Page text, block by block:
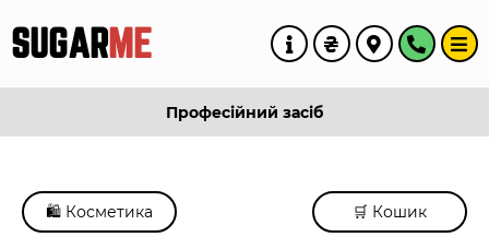
SUGARME
Професійний засіб
🛍️ Косметика 🛒 Кошик